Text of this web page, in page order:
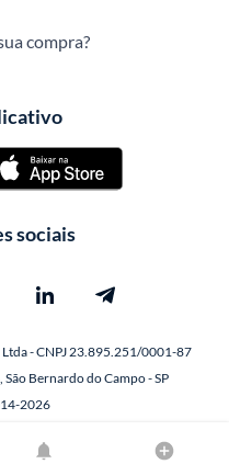
compra?
sociais
- CNPJ 23.895.251/0001-87
São Bernardo do Campo - SP
2026